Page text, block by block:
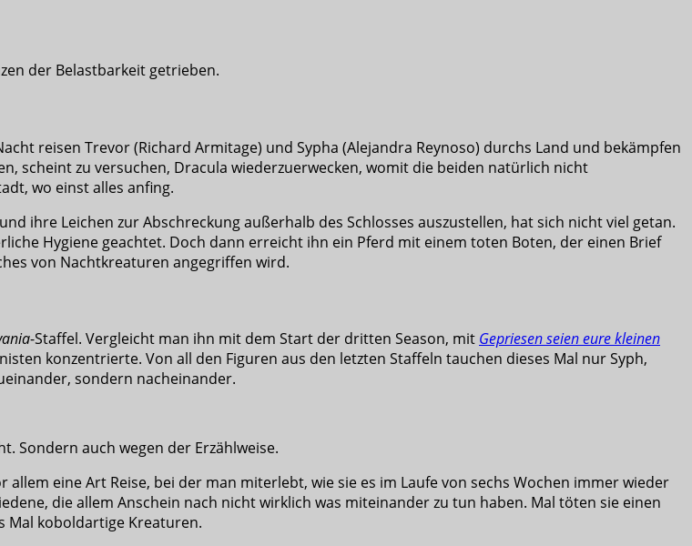
der Belastbarkeit getrieben.
reisen Trevor (Richard Armitage) und Sypha (Alejandra Reynoso) durchs Land und bekämpfen
scheint zu versuchen, Dracula wiederzuerwecken, womit die beiden natürlich nicht
wo einst alles anfing.
ihre Leichen zur Abschreckung außerhalb des Schlosses auszustellen, hat sich nicht viel getan.
Hygiene geachtet. Doch dann erreicht ihn ein Pferd mit einem toten Boten, der einen Brief
von Nachtkreaturen angegriffen wird.
-Staffel. Vergleicht man ihn mit dem Start der dritten Season, mit Gepriesen seien eure kleinen
konzentrierte. Von all den Figuren aus den letzten Staffeln tauchen dieses Mal nur Syph,
sondern nacheinander.
Sondern auch wegen der Erzählweise.
allem eine Art Reise, bei der man miterlebt, wie sie es im Laufe von sechs Wochen immer wieder
die allem Anschein nach nicht wirklich was miteinander zu tun haben. Mal töten sie einen
Mal koboldartige Kreaturen.